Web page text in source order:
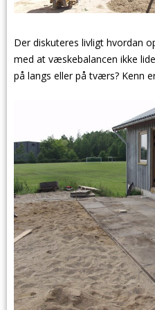
Der diskuteres livligt hvordan
med at væskebalancen ikke
på langs eller på tværs? Kenn